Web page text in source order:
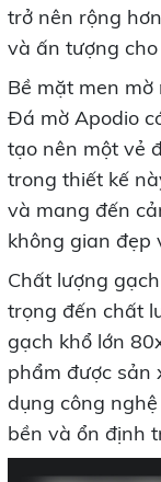
trở nên rộng
và ấn tượng
Bề mặt men
Đá mờ Apodio
tạo nên một vẻ
trong thiết kế
và mang đến
không gian đẹp
Chất lượng
trọng đến chất
gạch khổ lớn
phẩm được sản
dụng công
bền và ổn định